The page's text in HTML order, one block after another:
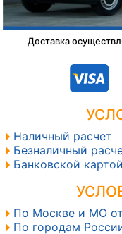
Доставка
Наличный расчет
Безналичный
Банковской картой
По Москве и МО
По городам